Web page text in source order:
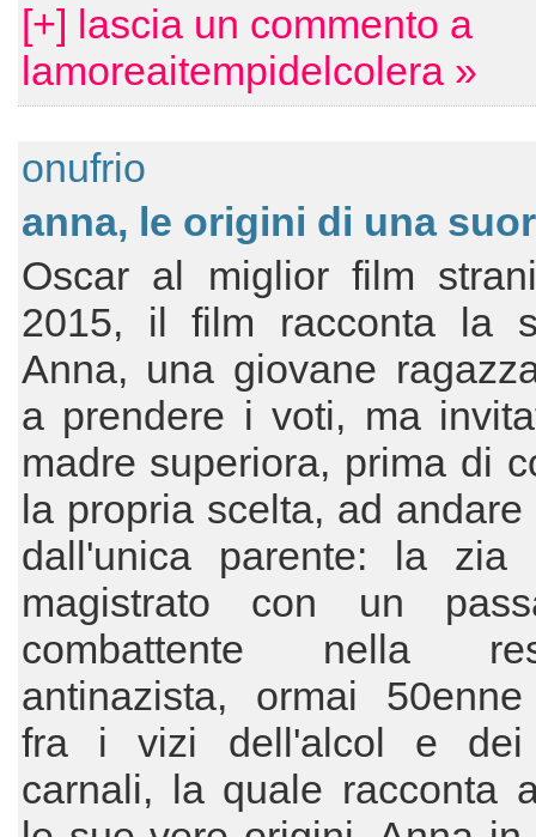
[+] lascia un commento a
lamoreaitempidelcolera »
onufrio
anna, le origini di una
Oscar al miglior film
2015, il film racconta la
Anna, una giovane
a prendere i voti, ma
madre superiora, prima di
la propria scelta, ad
dall'unica parente: la zia
magistrato con un
combattente nella
antinazista, ormai
fra i vizi dell'alcol e dei
carnali, la quale racconta